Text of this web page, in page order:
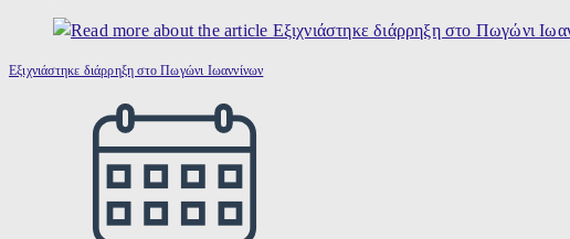
Εξιχνιάστηκε διάρρηξη στο Πωγώνι Ιωαννίνων